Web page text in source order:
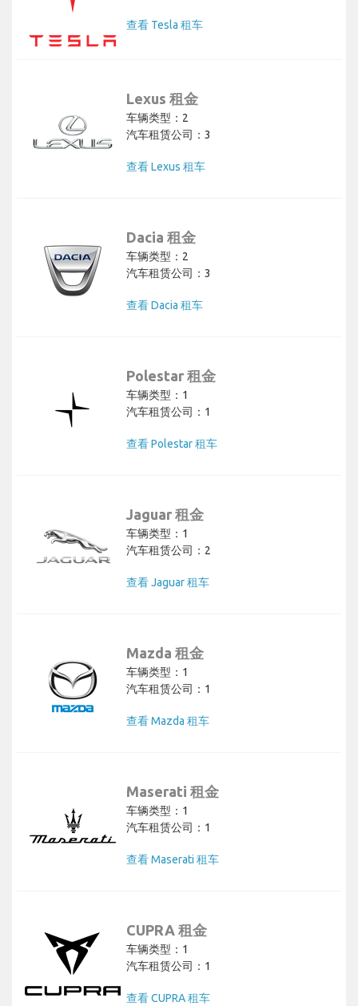
查看 Tesla 租车
Lexus 租金
车辆类型：2
汽车租赁公司：3
查看 Lexus 租车
Dacia 租金
车辆类型：2
汽车租赁公司：3
查看 Dacia 租车
Polestar 租金
车辆类型：1
汽车租赁公司：1
查看 Polestar 租车
Jaguar 租金
车辆类型：1
汽车租赁公司：2
查看 Jaguar 租车
Mazda 租金
车辆类型：1
汽车租赁公司：1
查看 Mazda 租车
Maserati 租金
车辆类型：1
汽车租赁公司：1
查看 Maserati 租车
CUPRA 租金
车辆类型：1
汽车租赁公司：1
查看 CUPRA 租车